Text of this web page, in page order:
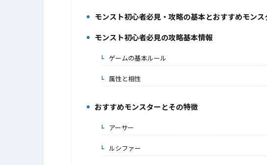
モンスト初心者必見・攻略の基本とおすすめモンス
モンスト初心者必見の攻略基本情報
2-1.ゲームの基本ルール
2-2.属性と相性
3.
おすすめモンスターとその特徴
3-1.アーサー
3-2.ルシファー